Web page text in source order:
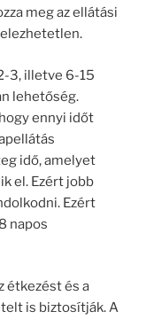
meg az ellátási
3, illetve 6-15
lehetőség.
ennyi időt
idő, amelyet
el. Ezért jobb
Ezért
napos
étkezést és a
is biztosítják. A